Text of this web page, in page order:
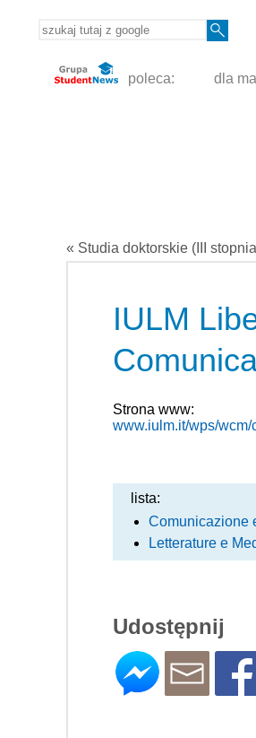
poleca: dla
« Studia doktorskie (III
IULM
Strona www:
www.iulm.it/wps/
lista:
Comunicazione
Letterature e
Udostępnij